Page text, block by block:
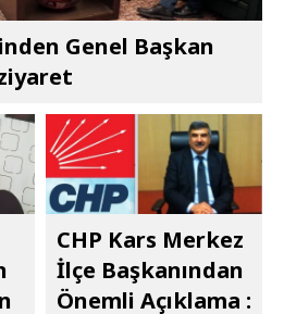
Genel Başkan
CHP Kars Merkez
İlçe Başkanından
Önemli Açıklama :